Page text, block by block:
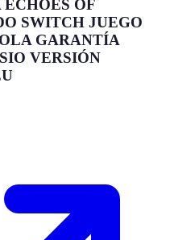
OF
SWITCH JUEGO
GARANTÍA
VERSIÓN